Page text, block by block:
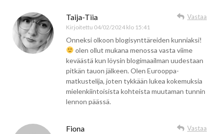
Taija-Tiia
Kirjoitettu 04/02/2024 klo 15:41
Vastaa
Onneksi olkoon blogisynttäreiden kunniaksi!
olen ollut mukana menossa vasta viime
keväästä kun löysin blogimaailman uudestaan
pitkän tauon jälkeen. Olen Eurooppa-
matkustelija, joten tykkään lukea kokemuksia
mielenkiintoisista kohteista muutaman tunnin
lennon päässä.
Fiona Vastaa